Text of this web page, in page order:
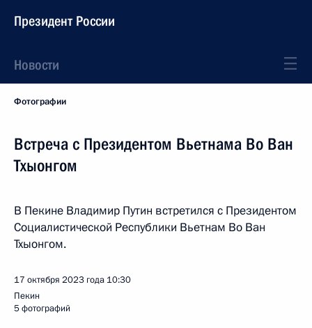
Президент России
Новости
Фотографии
Встреча с Президентом Вьетнама Во Ван
Тхыонгом
В Пекине Владимир Путин встретился с Президентом
Социалистической Республики Вьетнам Во Ван
Тхыонгом.
17 октября 2023 года 10:30
Пекин
5 фотографий